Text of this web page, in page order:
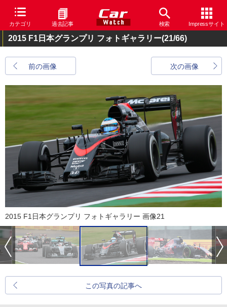
カテゴリ 過去記事 検索 Impressサイト
2015 F1日本グランプリ フォトギャラリー(21/66)
前の画像 次の画像
2015 F1日本グランプリ フォトギャラリー 画像21
この写真の記事へ